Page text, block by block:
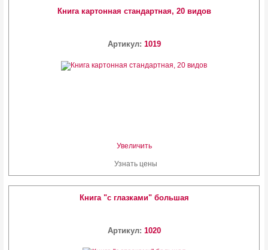
Книга картонная стандартная, 20 видов
Артикул: 1019
Увеличить
Узнать цены
Книга "с глазками" большая
Артикул: 1020